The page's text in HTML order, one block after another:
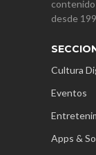
desde
Cultura
Eventos
Apps &